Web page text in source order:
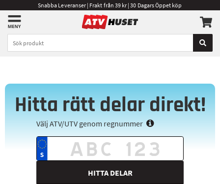
Snabba Leveranser | Frakt från 39 kr | 30 Dagars Öppet köp
Hitta rätt delar direkt!
Välj ATV/UTV genom regnummer
HITTA DELAR